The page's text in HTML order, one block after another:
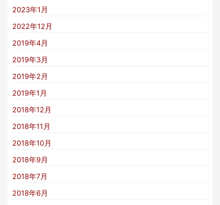
2023年1月
2022年12月
2019年4月
2019年3月
2019年2月
2019年1月
2018年12月
2018年11月
2018年10月
2018年9月
2018年7月
2018年6月